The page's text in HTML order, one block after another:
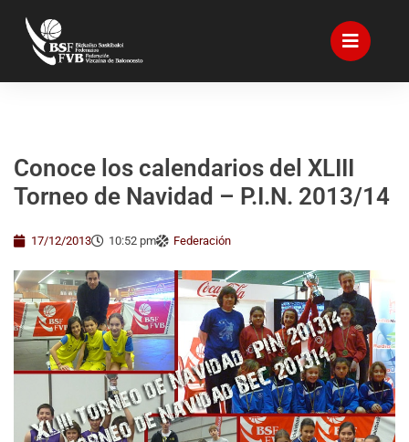
Conoce los calendarios del XLIII
Torneo de Navidad – P.I.N. 2013/14
17/12/2013 10:52 pm Federación